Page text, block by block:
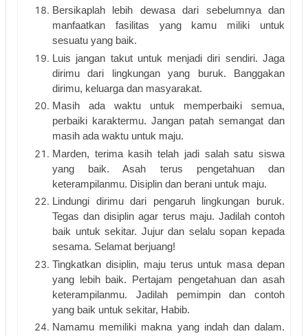
Bersikaplah lebih dewasa dari sebelumnya dan
manfaatkan fasilitas yang kamu miliki untuk
sesuatu yang baik.
Luis jangan takut untuk menjadi diri sendiri. Jaga
dirimu dari lingkungan yang buruk. Banggakan
dirimu, keluarga dan masyarakat.
Masih ada waktu untuk memperbaiki semua,
perbaiki karaktermu. Jangan patah semangat dan
masih ada waktu untuk maju.
Marden, terima kasih telah jadi salah satu siswa
yang baik. Asah terus pengetahuan dan
keterampilanmu. Disiplin dan berani untuk maju.
Lindungi dirimu dari pengaruh lingkungan buruk.
Tegas dan disiplin agar terus maju. Jadilah contoh
baik untuk sekitar. Jujur dan selalu sopan kepada
sesama. Selamat berjuang!
Tingkatkan disiplin, maju terus untuk masa depan
yang lebih baik. Pertajam pengetahuan dan asah
keterampilanmu. Jadilah pemimpin dan contoh
yang baik untuk sekitar, Habib.
Namamu memiliki makna yang indah dan dalam.